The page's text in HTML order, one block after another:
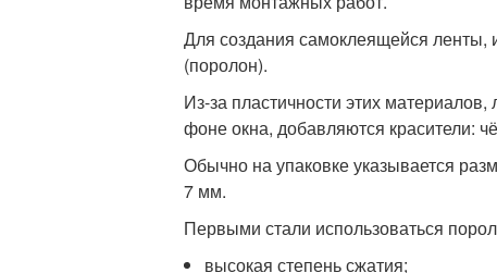
Для создания самоклеящейся ленты,
(поролон).
Из-за пластичности этих
фоне окна, добавляются красители:
Обычно на упаковке указывается
7 мм.
Первыми стали использоваться
высокая степень сжатия;